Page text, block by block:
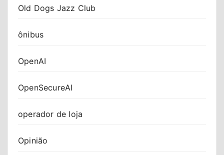
Old Dogs Jazz Club
ônibus
OpenAI
OpenSecureAI
operador de loja
Opinião